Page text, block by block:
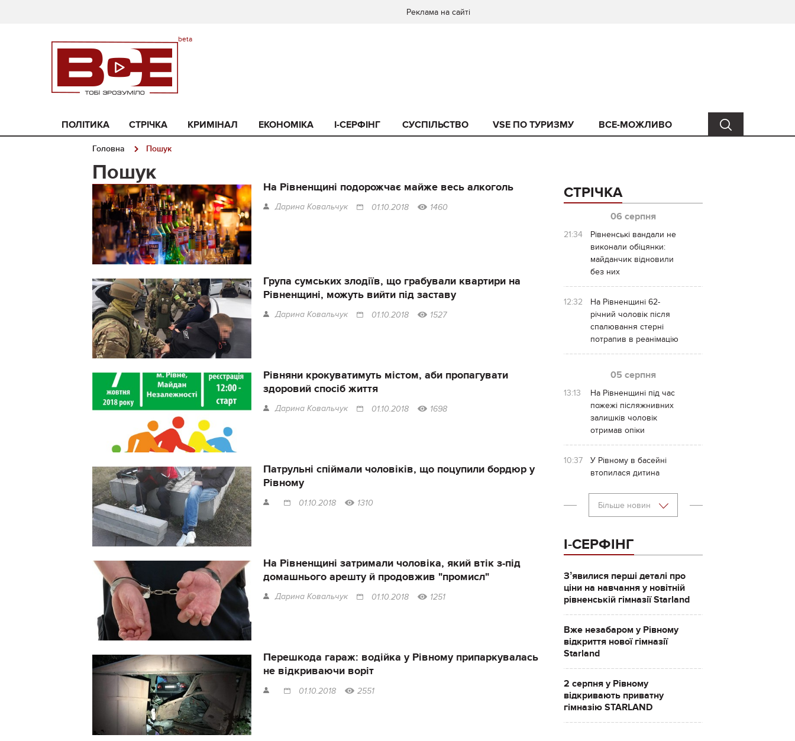
Реклама на сайті
ПОЛІТИКА СТРІЧКА КРИМІНАЛ ЕКОНОМІКА I-СЕРФІНГ СУСПІЛЬСТВО VSE ПО ТУРИЗМУ ВСЕ-МОЖЛИВО
Головна Пошук
Пошук
На Рівненщині подорожчає майже весь алкоголь
Дарина Ковальчук 01.10.2018 1460
Група сумських злодіїв, що грабували квартири на
Рівненщині, можуть вийти під заставу
Дарина Ковальчук 01.10.2018 1527
Рівняни крокуватимуть містом, аби пропагувати
здоровий спосіб життя
Дарина Ковальчук 01.10.2018 1698
Патрульні спіймали чоловіків, що поцупили бордюр у
Рівному
01.10.2018 1310
На Рівненщині затримали чоловіка, який втік з-під
домашнього арешту й продовжив "промисл"
Дарина Ковальчук 01.10.2018 1251
Перешкода гараж: водійка у Рівному припаркувалась
не відкриваючи воріт
01.10.2018 2551
СТРІЧКА
06 серпня
21:34
Рівненські вандали не
виконали обіцянки:
майданчик відновили
без них
12:32
На Рівненщині 62-
річний чоловік після
спалювання стерні
потрапив в реанімацію
05 серпня
13:13
На Рівненщині під час
пожежі післяжнивних
залишків чоловік
отримав опіки
10:37
У Рівному в басейні
втопилася дитина
Більше новин
І-СЕРФІНГ
Зʼявилися перші деталі про
ціни на навчання у новітній
рівненській гімназії Starland
Вже незабаром у Рівному
відкриття нової гімназії
Starland
2 серпня у Рівному
відкривають приватну
гімназію STARLAND